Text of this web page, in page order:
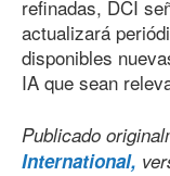
refinadas, DCI
actualizará
disponibles
IA que sean
Publicado
International,